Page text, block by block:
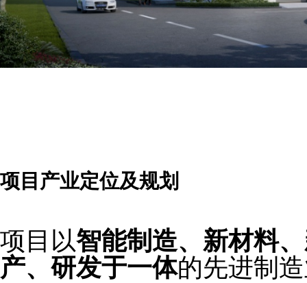
项目产业定位及规划
项目以智能制造、新材料
产、研发于一体的先进制